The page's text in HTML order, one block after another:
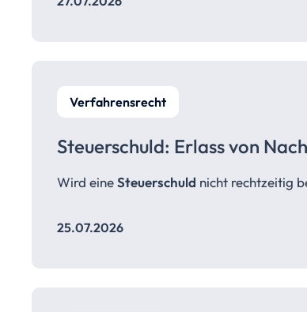
Verfahrensrecht
Steuerschuld: Erlass von
Wird eineSteuerschuld nicht rechtzeitig
25.07.2026